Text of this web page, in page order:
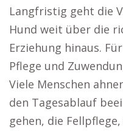
Langfristig geht die
Hund weit über die
Erziehung hinaus.
Pflege und
Viele Menschen
den Tagesablauf
gehen, die